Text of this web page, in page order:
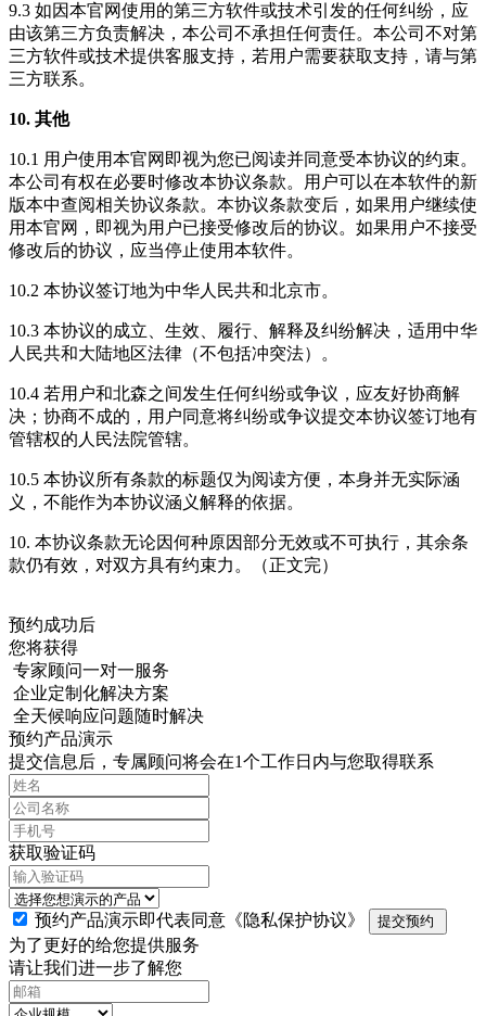
9.3 如因本官网使用的第三方软件或技术引发的任何纠纷，应
由该第三方负责解决，本公司不承担任何责任。本公司不对第
三方软件或技术提供客服支持，若用户需要获取支持，请与第
三方联系。
10. 其他
10.1 用户使用本官网即视为您已阅读并同意受本协议的约束。
本公司有权在必要时修改本协议条款。用户可以在本软件的新
版本中查阅相关协议条款。本协议条款变后，如果用户继续使
用本官网，即视为用户已接受修改后的协议。如果用户不接受
修改后的协议，应当停止使用本软件。
10.2 本协议签订地为中华人民共和北京市。
10.3 本协议的成立、生效、履行、解释及纠纷解决，适用中华
人民共和大陆地区法律（不包括冲突法）。
10.4 若用户和北森之间发生任何纠纷或争议，应友好协商解
决；协商不成的，用户同意将纠纷或争议提交本协议签订地有
管辖权的人民法院管辖。
10.5 本协议所有条款的标题仅为阅读方便，本身并无实际涵
义，不能作为本协议涵义解释的依据。
10. 本协议条款无论因何种原因部分无效或不可执行，其余条
款仍有效，对双方具有约束力。（正文完）
预约成功后
您将获得
专家顾问一对一服务
企业定制化解决方案
全天候响应问题随时解决
预约产品演示
提交信息后，专属顾问将会在1个工作日内与您取得联系
获取验证码
预约产品演示即代表同意 《隐私保护协议》 提交预约
为了更好的给您提供服务
请让我们进一步了解您